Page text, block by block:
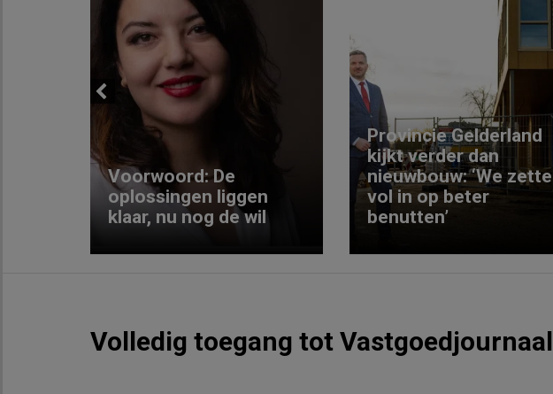
Previous
Voorwoord: De
oplossingen liggen
klaar, nu nog de wil
Provincie Gelderland
kijkt verder dan
nieuwbouw: ‘We
vol in op beter
benutten’
Volledig toegang tot